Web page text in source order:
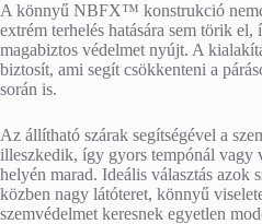
A könnyű NBFX™ konstrukció
extrém terhelés hatására sem törik
magabiztos védelmet nyújt. A
biztosít, ami segít csökkenteni a
során is.
Az állítható szárak segítségével a
illeszkedik, így gyors tempónál vagy
helyén marad. Ideális választás azok
közben nagy látóteret, könnyű
szemvédelmet keresnek egyetlen